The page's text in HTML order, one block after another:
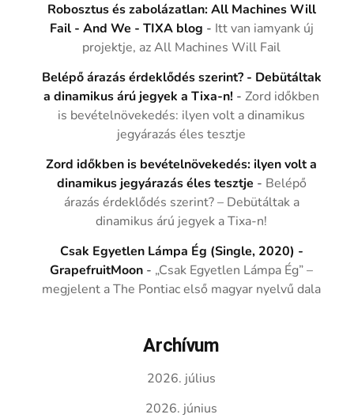
Robosztus és zabolázatlan: All Machines Will
Fail - And We - TIXA blog - Itt van iamyank új
projektje, az All Machines Will Fail
Belépő árazás érdeklődés szerint? - Debütáltak
a dinamikus árú jegyek a Tixa-n! -Zord időkben
is bevételnövekedés: ilyen volt a dinamikus
jegyárazás éles tesztje
Zord időkben is bevételnövekedés: ilyen volt a
dinamikus jegyárazás éles tesztje - Belépő
árazás érdeklődés szerint? – Debütáltak a
dinamikus árú jegyek a Tixa-n!
Csak Egyetlen Lámpa Ég (Single, 2020) -
GrapefruitMoon - „Csak Egyetlen Lámpa Ég” –
megjelent a The Pontiac első magyar nyelvű dala
Archívum
2026. július
2026. június